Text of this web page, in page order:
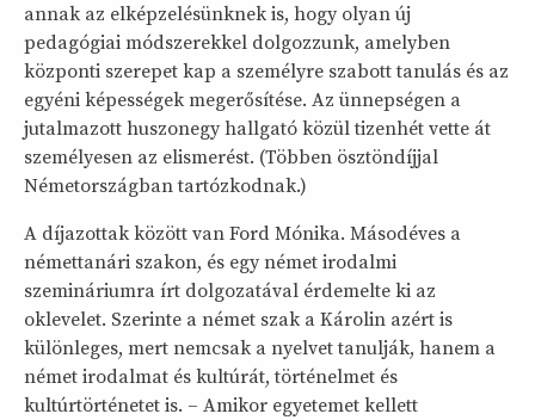
annak az elképzelésünknek is, hogy olyan új
pedagógiai módszerekkel dolgozzunk, amelyben
központi szerepet kap a személyre szabott tanulás és az
egyéni képességek megerősítése. Az ünnepségen a
jutalmazott huszonegy hallgató közül tizenhét vette át
személyesen az elismerést. (Többen ösztöndíjjal
Németországban tartózkodnak.)
A díjazottak között van Ford Mónika. Másodéves a
némettanári szakon, és egy német irodalmi
szemináriumra írt dolgozatával érdemelte ki az
oklevelet. Szerinte a német szak a Károlin azért is
különleges, mert nemcsak a nyelvet tanulják, hanem a
német irodalmat és kultúrát, történelmet és
kultúrtörténetet is. – Amikor egyetemet kellett